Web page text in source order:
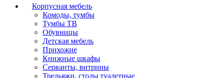
Корпусная мебель
Комоды, тумбы
Тумбы ТВ
Обувницы
Детская мебель
Прихожие
Книжные шкафы
Серванты, витрины
Трельяжи, столы туалетные